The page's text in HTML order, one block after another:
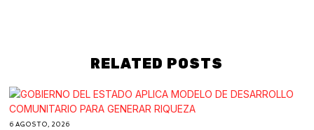
RELATED POSTS
6 AGOSTO, 2026